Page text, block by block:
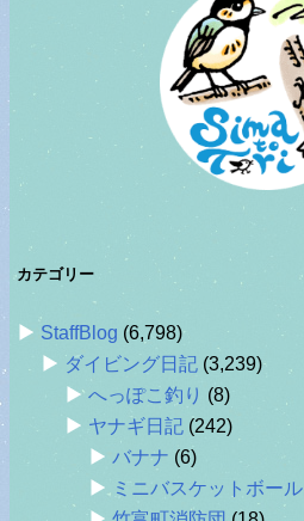
カテゴリー
StaffBlog (6,798)
ダイビング日記 (3,239)
へっぽこ釣り (8)
ヤナギ日記 (242)
バナナ (6)
ミニバスケットボール